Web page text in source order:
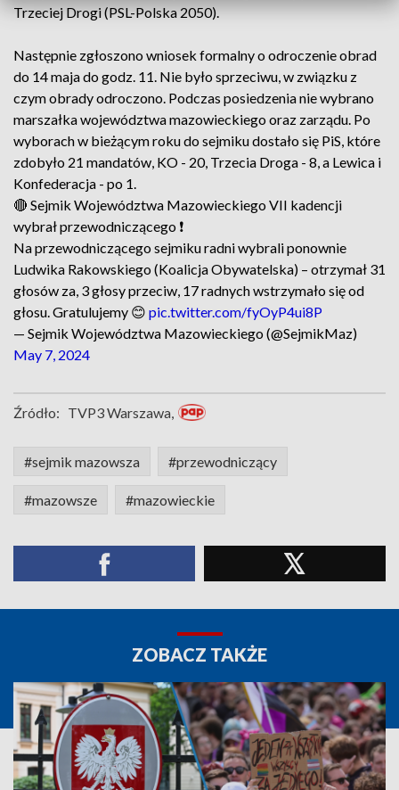
Trzeciej Drogi (PSL-Polska 2050).
Następnie zgłoszono wniosek formalny o odroczenie obrad
do 14 maja do godz. 11. Nie było sprzeciwu, w związku z
czym obrady odroczono. Podczas posiedzenia nie wybrano
marszałka województwa mazowieckiego oraz zarządu. Po
wyborach w bieżącym roku do sejmiku dostało się PiS, które
zdobyło 21 mandatów, KO - 20, Trzecia Droga - 8, a Lewica i
Konfederacja - po 1.
🔴 Sejmik Województwa Mazowieckiego VII kadencji
wybrał przewodniczącego ❗️
Na przewodniczącego sejmiku radni wybrali ponownie
Ludwika Rakowskiego (Koalicja Obywatelska) – otrzymał 31
głosów za, 3 głosy przeciw, 17 radnych wstrzymało się od
głosu. Gratulujemy 😊 pic.twitter.com/fyOyP4ui8P
— Sejmik Województwa Mazowieckiego (@SejmikMaz)
May 7, 2024
Źródło: TVP3 Warszawa,
#sejmik mazowsza #przewodniczący
#mazowsze #mazowieckie
ZOBACZ TAKŻE